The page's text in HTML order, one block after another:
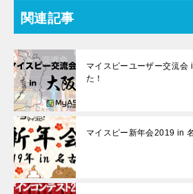
関連記事
マイスピーユーザー交流会
た！
マイスピー新年会2019 in